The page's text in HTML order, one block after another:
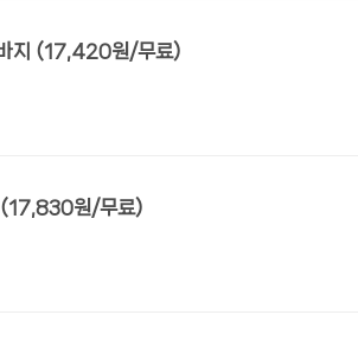
[롯데온] 허니제이 소레니 찢청 뒷밴딩 배기 루즈핏 청바지 (17,420원/무료)
[롯데온] 헤이븐 러밋 넌스판 세미 와이드핏 데님 팬츠 (17,830원/무료)